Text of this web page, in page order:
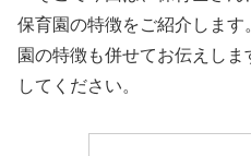
保育園の特徴をご紹介しま
園の特徴も併せてお伝えし
してください。